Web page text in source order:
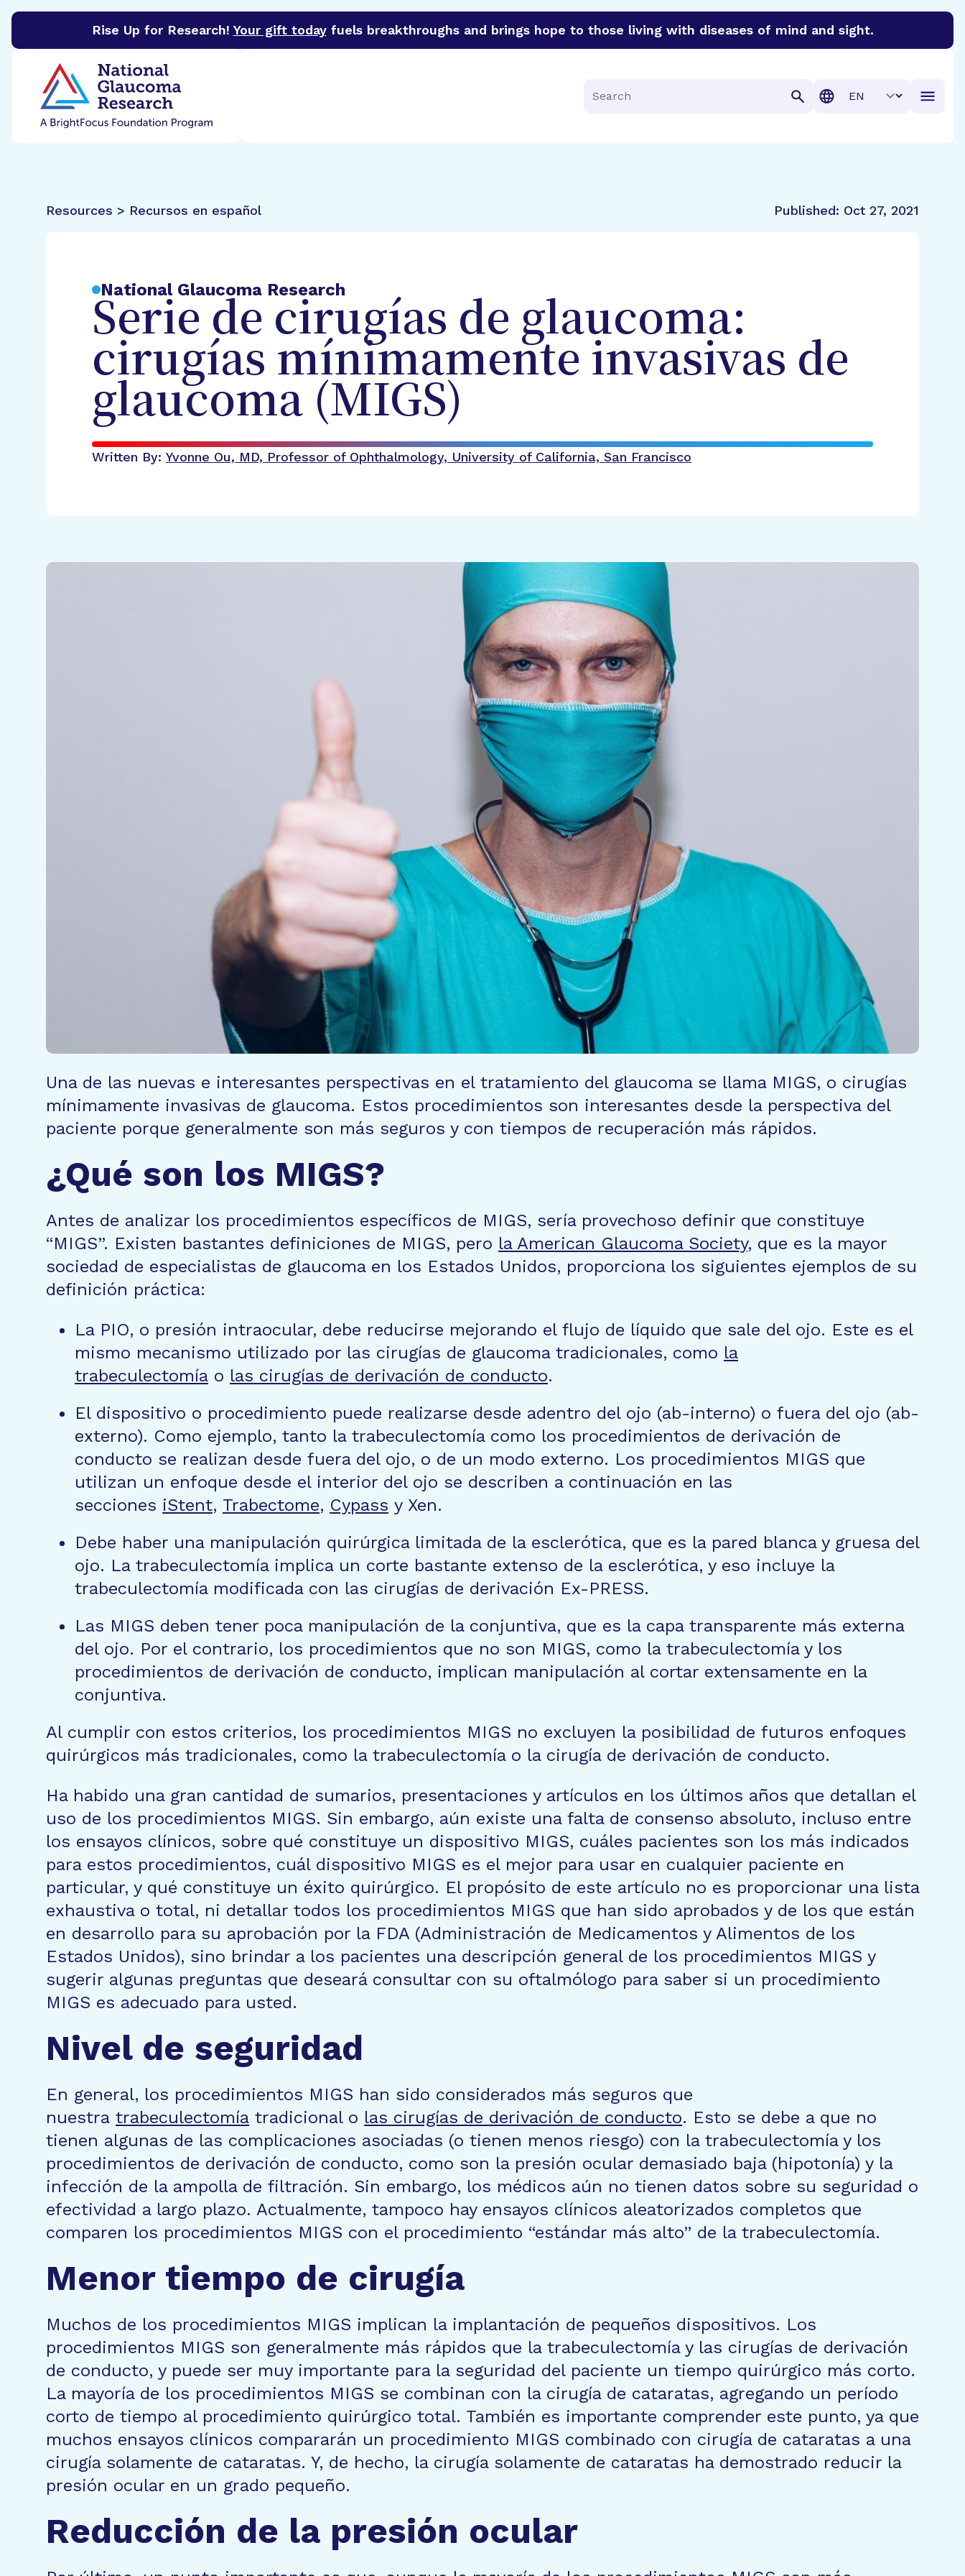
Rise Up for Research! Your gift todayfuels breakthroughs and brings hope to those living with diseases of mind and sight.
BrightFocus Foundation
Search
Translation
Resources > Recursos en español Published: Oct 27, 2021
National Glaucoma Research
Serie de cirugías de glaucoma:
cirugías mínimamente invasivas de
glaucoma (MIGS)
Written By: Yvonne Ou, MD, Professor of Ophthalmology, University of California, San Francisco
Una de las nuevas e interesantes perspectivas en el tratamiento del glaucoma se llama MIGS, o cirugías
mínimamente invasivas de glaucoma. Estos procedimientos son interesantes desde la perspectiva del
paciente porque generalmente son más seguros y con tiempos de recuperación más rápidos.
¿Qué son los MIGS?
Antes de analizar los procedimientos específicos de MIGS, sería provechoso definir que constituye
“MIGS”. Existen bastantes definiciones de MIGS, pero la American Glaucoma Society, que es la mayor
sociedad de especialistas de glaucoma en los Estados Unidos, proporciona los siguientes ejemplos de su
definición práctica:
La PIO, o presión intraocular, debe reducirse mejorando el flujo de líquido que sale del ojo. Este es el
mismo mecanismo utilizado por las cirugías de glaucoma tradicionales, como la
trabeculectomía o las cirugías de derivación de conducto.
El dispositivo o procedimiento puede realizarse desde adentro del ojo (ab-interno) o fuera del ojo (ab-
externo). Como ejemplo, tanto la trabeculectomía como los procedimientos de derivación de
conducto se realizan desde fuera del ojo, o de un modo externo. Los procedimientos MIGS que
utilizan un enfoque desde el interior del ojo se describen a continuación en las
secciones iStent, Trabectome, Cypass y Xen.
Debe haber una manipulación quirúrgica limitada de la esclerótica, que es la pared blanca y gruesa del
ojo. La trabeculectomía implica un corte bastante extenso de la esclerótica, y eso incluye la
trabeculectomía modificada con las cirugías de derivación Ex-PRESS.
Las MIGS deben tener poca manipulación de la conjuntiva, que es la capa transparente más externa
del ojo. Por el contrario, los procedimientos que no son MIGS, como la trabeculectomía y los
procedimientos de derivación de conducto, implican manipulación al cortar extensamente en la
conjuntiva.
Al cumplir con estos criterios, los procedimientos MIGS no excluyen la posibilidad de futuros enfoques
quirúrgicos más tradicionales, como la trabeculectomía o la cirugía de derivación de conducto.
Ha habido una gran cantidad de sumarios, presentaciones y artículos en los últimos años que detallan el
uso de los procedimientos MIGS. Sin embargo, aún existe una falta de consenso absoluto, incluso entre
los ensayos clínicos, sobre qué constituye un dispositivo MIGS, cuáles pacientes son los más indicados
para estos procedimientos, cuál dispositivo MIGS es el mejor para usar en cualquier paciente en
particular, y qué constituye un éxito quirúrgico. El propósito de este artículo no es proporcionar una lista
exhaustiva o total, ni detallar todos los procedimientos MIGS que han sido aprobados y de los que están
en desarrollo para su aprobación por la FDA (Administración de Medicamentos y Alimentos de los
Estados Unidos), sino brindar a los pacientes una descripción general de los procedimientos MIGS y
sugerir algunas preguntas que deseará consultar con su oftalmólogo para saber si un procedimiento
MIGS es adecuado para usted.
Nivel de seguridad
En general, los procedimientos MIGS han sido considerados más seguros que
nuestra trabeculectomía tradicional o las cirugías de derivación de conducto. Esto se debe a que no
tienen algunas de las complicaciones asociadas (o tienen menos riesgo) con la trabeculectomía y los
procedimientos de derivación de conducto, como son la presión ocular demasiado baja (hipotonía) y la
infección de la ampolla de filtración. Sin embargo, los médicos aún no tienen datos sobre su seguridad o
efectividad a largo plazo. Actualmente, tampoco hay ensayos clínicos aleatorizados completos que
comparen los procedimientos MIGS con el procedimiento “estándar más alto” de la trabeculectomía.
Menor tiempo de cirugía
Muchos de los procedimientos MIGS implican la implantación de pequeños dispositivos. Los
procedimientos MIGS son generalmente más rápidos que la trabeculectomía y las cirugías de derivación
de conducto, y puede ser muy importante para la seguridad del paciente un tiempo quirúrgico más corto.
La mayoría de los procedimientos MIGS se combinan con la cirugía de cataratas, agregando un período
corto de tiempo al procedimiento quirúrgico total. También es importante comprender este punto, ya que
muchos ensayos clínicos compararán un procedimiento MIGS combinado con cirugía de cataratas a una
cirugía solamente de cataratas. Y, de hecho, la cirugía solamente de cataratas ha demostrado reducir la
presión ocular en un grado pequeño.
Reducción de la presión ocular